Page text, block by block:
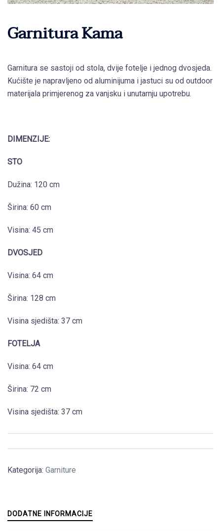
Garnitura Kama
Garnitura se sastoji od stola, dvije fotelje i jednog dvosjeda.
Kućište je napravljeno od aluminijuma i jastuci su od outdoor
materijala primjerenog za vanjsku i unutarnju upotrebu.
DIMENZIJE:
STO
Dužina: 120 cm
Širina: 60 cm
Visina: 45 cm
DVOSJED
Visina: 64 cm
Širina: 128 cm
Visina sjedišta: 37 cm
FOTELJA
Visina: 64 cm
Širina: 72 cm
Visina sjedišta: 37 cm
Kategorija: Garniture
DODATNE INFORMACIJE